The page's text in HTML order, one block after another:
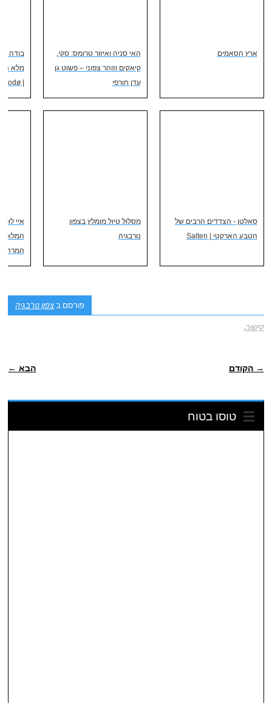
ארץ הסאמים
האי סניה ואיזור טרומס: סקי,
קיאקים וזוהר צפוני – פשוט גן
עדן חורפי
בודה -
מלא
| Bodø
סאלטן - הצדדים הרבים של
הטבע הארקטי | Salten
מסלול טיול מומלץ בצפון
נורבגיה
איי
המלא
פורסם בצפון נורבגיה
קישור.
→ הקודם הבא ←
טוסו בטוח